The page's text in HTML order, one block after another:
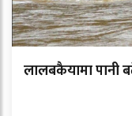
लालबकैयामा पानी